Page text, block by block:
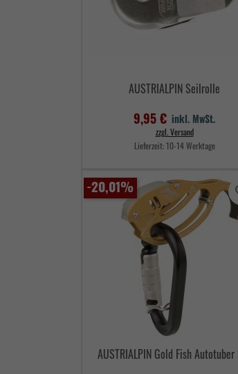
AUSTRIALPIN Seilrolle
9,95 € inkl. MwSt.
zzgl. Versand
Lieferzeit:10-14 Werktage
AUSTRIALPIN Gold Fish
-20,01%